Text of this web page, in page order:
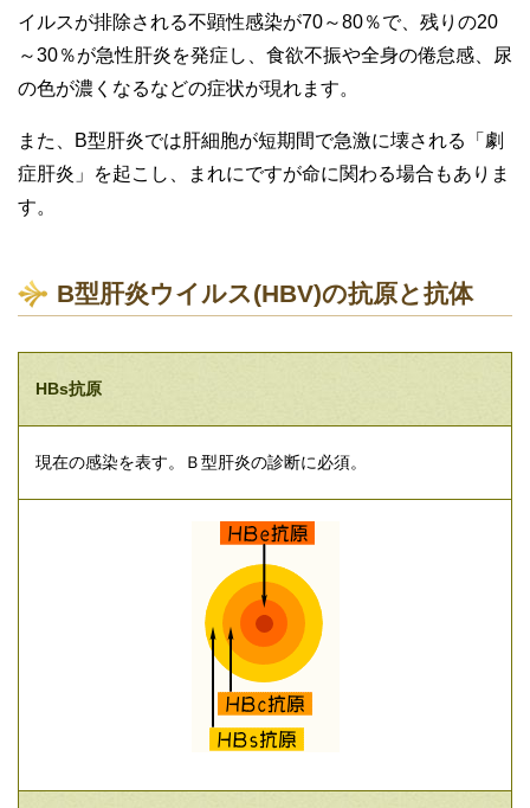
イルスが排除される不顕性感染が70～80％で、残りの20
～30％が急性肝炎を発症し、食欲不振や全身の倦怠感、尿
の色が濃くなるなどの症状が現れます。
また、B型肝炎では肝細胞が短期間で急激に壊される「劇
症肝炎」を起こし、まれにですが命に関わる場合もありま
す。
B型肝炎ウイルス(HBV)の抗原と抗体
HBs抗原
現在の感染を表す。Ｂ型肝炎の診断に必須。